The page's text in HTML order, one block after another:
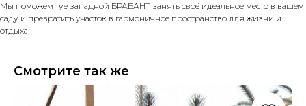
Мы поможем туе западной БРАБАНТ занять своё идеальное место в вашем
саду и превратить участок в гармоничное пространство для жизни и
отдыха!
Смотрите так же